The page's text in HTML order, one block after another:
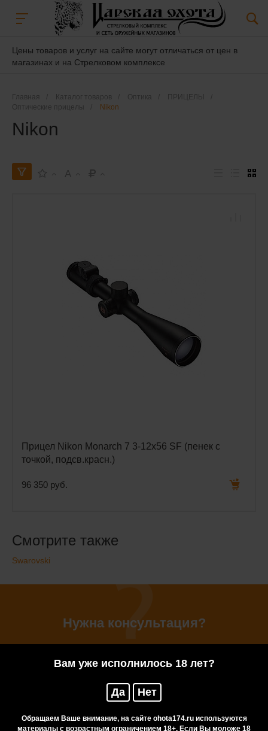
Вам уже исполнилось 18 лет?
Да Нет
Обращаем Ваше внимание, на сайте ohota174.ru используются
материалы с возрастным ограничением 18+. Если Вы моложе 18
Цены товаров и услуг на сайте могут отличаться от цен в
магазинах и на Стрелковом комплексе
Главная Каталог товаров Оптика ПРИЦЕЛЫ
Оптические прицелы
Nikon
Nikon
A
Прицел Nikon Monarch 7 3-12х56 SF (пенек с
точкой, подсв.красн.)
96 350 руб.
Смотрите также
Swarovski
Нужна консультация?
Если у Вас есть сомнения или вопросы, Вы
всегда можете обратиться за консультацией к